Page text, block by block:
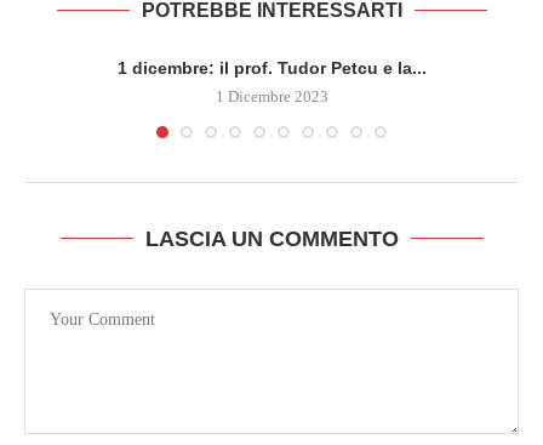
POTREBBE INTERESSARTI
1 dicembre: il prof. Tudor Petcu e la...
1 Dicembre 2023
LASCIA UN COMMENTO